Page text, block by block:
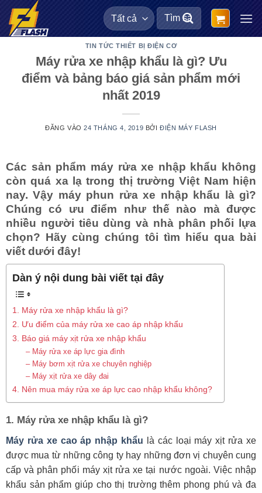
qua
nội
Tìm
kiếm:
TIN TỨC THIẾT BỊ ĐIỆN CƠ
Máy rửa xe nhập khẩu là gì? Ưu
điểm và bảng báo giá sản phẩm mới
nhất 2019
ĐĂNG VÀO24 THÁNG 4, 2019 BỞI ĐIỆN MÁY FLASH
Các sản phẩm máy rửa xe nhập khẩu không
còn quá xa lạ trong thị trường Việt Nam hiện
nay. Vậy máy phun rửa xe nhập khẩu là gì?
Chúng có ưu điểm như thế nào mà được
nhiều người tiêu dùng và nhà phân phối lựa
chọn? Hãy cùng chúng tôi tìm hiểu qua bài
viết dưới đây!
Dàn ý nội dung bài viết tại đây
1. Máy rửa xe nhập khẩu là gì?
2. Ưu điểm của máy rửa xe cao áp nhập khẩu
3. Báo giá máy xịt rửa xe nhập khẩu
– Máy rửa xe áp lực gia đình
– Máy bơm xịt rửa xe chuyên nghiệp
– Máy xịt rửa xe dây đai
4. Nên mua máy rửa xe áp lực cao nhập khẩu không?
1. Máy rửa xe nhập khẩu là gì?
Máy rửa xe cao áp nhập khẩu là các loại máy xịt rửa xe
được mua từ những công ty hay những đơn vị chuyên cung
cấp và phân phối máy xịt rửa xe tại nước ngoài. Việc nhập
khẩu sản phẩm giúp cho thị trường thêm phong phú và đa